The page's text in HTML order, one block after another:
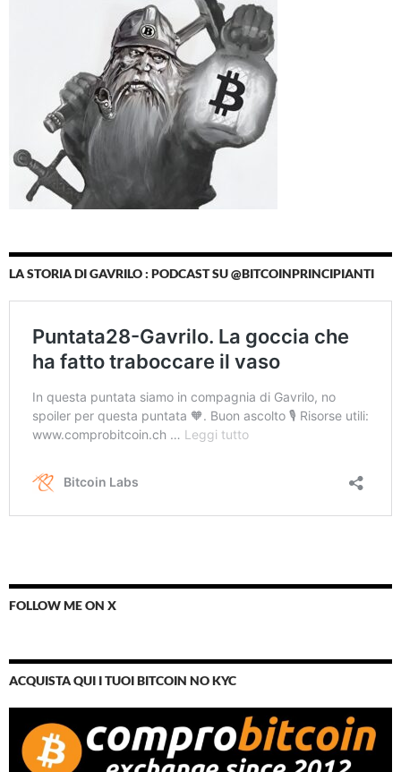
LA STORIA DI GAVRILO : PODCAST SU @BITCOINPRINCIPIANTI
FOLLOW ME ON X
ACQUISTA QUI I TUOI BITCOIN NO KYC